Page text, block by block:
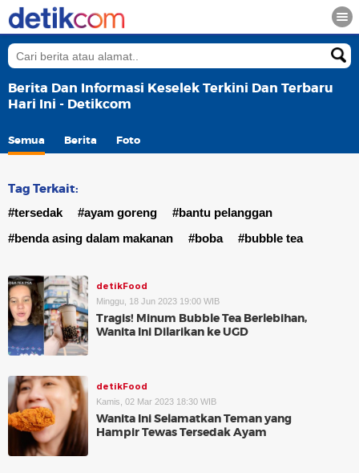
Berita Dan Informasi Keselek Terkini Dan Terbaru
Hari Ini - Detikcom
Semua Berita Foto
Tag Terkait:
#tersedak #ayam goreng
#bantu pelanggan
#benda asing dalam makanan
#boba #bubble tea
detikFood
Minggu, 18 Jun 2023 19:00 WIB
Tragis! Minum Bubble Tea Berlebihan,
Wanita Ini Dilarikan ke UGD
detikFood
Kamis, 02 Mar 2023 18:30 WIB
Wanita Ini Selamatkan Teman yang
Hampir Tewas Tersedak Ayam